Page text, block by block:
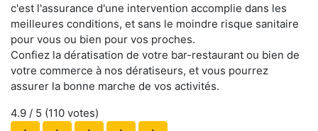
c'est l'assurance d'une intervention accomplie dans les
meilleures conditions, et sans le moindre risque sanitaire
pour vous ou bien pour vos proches.
Confiez la dératisation de votre bar-restaurant ou bien de
votre commerce à nos dératiseurs, et vous pourrez
assurer la bonne marche de vos activités.
4.9 / 5 (110 votes)